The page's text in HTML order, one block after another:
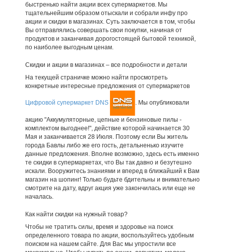
быстренько найти акции всех супермаркетов. Мы
тщательнейшим образом отыскали и собрали инфу про
акции и скидки в магазинах. Суть заключается в том, чтобы
Вы отправлялись совершать свои покупки, начиная от
продуктов и заканчивая дорогостоящей бытовой техникой,
по наиболее выгодным ценам.
Скидки и акции в магазинах – все подробности и детали
На текущей страничке можно найти просмотреть
конкретные интересные предложения от супермаркетов
Цифровой супермаркет DNS . Мы опубликовали
акцию "Аккумуляторные, цепные и бензиновые пилы -
комплектом выгоднее!", действие которой начинается 30
Мая и заканчивается 28 Июля. Поэтому если Вы житель
города Бавлы либо же его гость, детальненько изучите
данные предложения. Вполне возможно, здесь есть именно
те скидки в супермаркетах, что Вы так давно и безутешно
искали. Вооружитесь знаниями и вперед в ближайший к Вам
магазин на шопинг! Только будьте бдительны и внимательно
смотрите на дату, вдруг акция уже закончилась или еще не
началась.
Как найти скидки на нужный товар?
Чтобы не тратить силы, время и здоровье на поиск
определенного товара по акции, воспользуйтесь удобным
поиском на нашем сайте. Для Вас мы упростили все